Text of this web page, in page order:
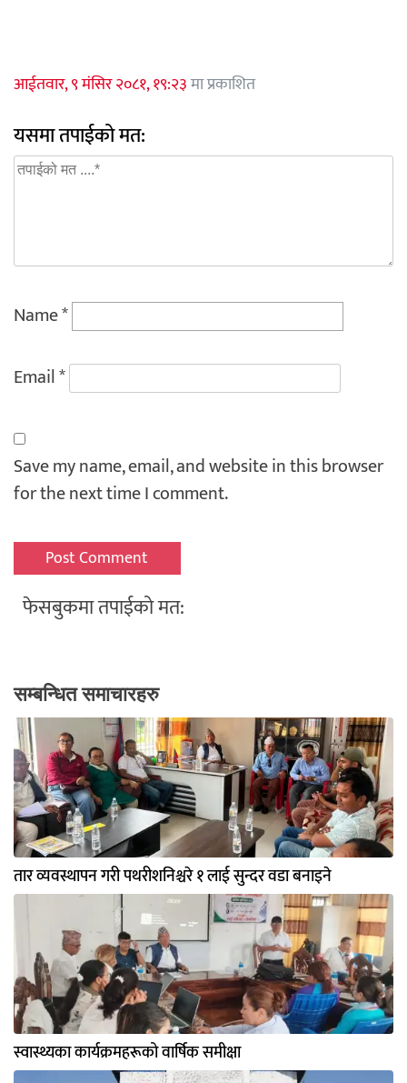
आईतवार, ९ मंसिर २०८१, १९:२३मा प्रकाशित
यसमा तपाईको मत:
Name*
Email*
Save my name, email, and website in this browser
for the next time I comment.
फेसबुकमा तपाईको मत:
सम्बन्धित समाचारहरु
तार व्यवस्थापन गरी पथरीशनिश्चरे १ लाई सुन्दर वडा बनाइने
स्वास्थ्यका कार्यक्रमहरूको वार्षिक समीक्षा